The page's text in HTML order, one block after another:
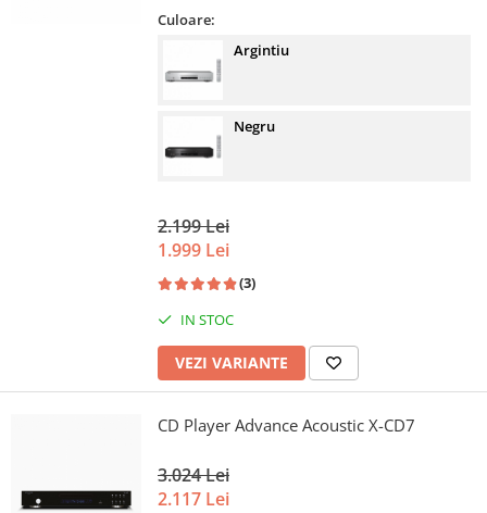
Culoare:
Argintiu
Negru
2.199 Lei
1.999 Lei
(3)
IN STOC
VEZI VARIANTE
CD Player Advance Acoustic X-CD7
3.024 Lei
2.117 Lei